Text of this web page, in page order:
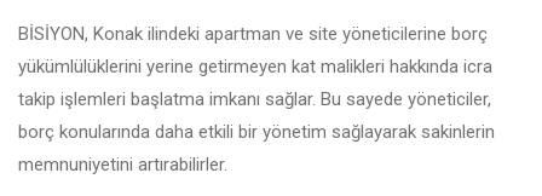
BİSİYON, Konak ilindeki apartman ve site yöneticilerine borç
yükümlülüklerini yerine getirmeyen kat malikleri hakkında icra
takip işlemleri başlatma imkanı sağlar. Bu sayede yöneticiler,
borç konularında daha etkili bir yönetim sağlayarak sakinlerin
memnuniyetini artırabilirler.